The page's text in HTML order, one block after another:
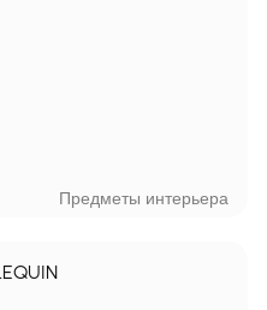
Предметы интерьера